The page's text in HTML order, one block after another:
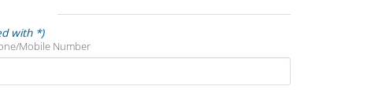
with *)
Mobile Number